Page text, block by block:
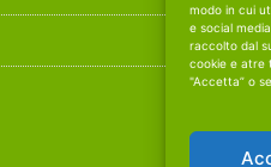
modo in cui
e social
raccolto dal
cookie e atre
"Accetta” o